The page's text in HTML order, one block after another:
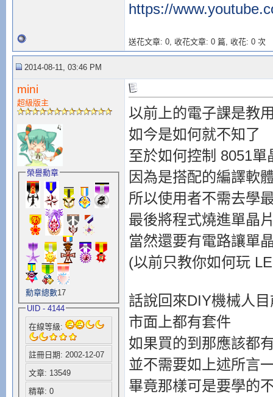
https://
送花文章: 0, 收花文章: 0 篇, 收花: 0 次
2014-08-11, 03:46 PM
mini
超級版主
榮譽勳章
勳章總數17
UID - 4144
在線等級:
註冊日期: 2002-12-07
文章: 13549
精華: 0
以前上的電子課是教
如今是如何就不知了
至於如何控制 8051
因為是搭配的編譯軟
所以使用者不需去學
最後將程式燒進單晶
當然還要有電路讓單
(以前只教你如何玩
話說回來DIY機械人
市面上都有套件
如果買的到那應該都
並不需要如上述所言
畢竟那樣可是要學的